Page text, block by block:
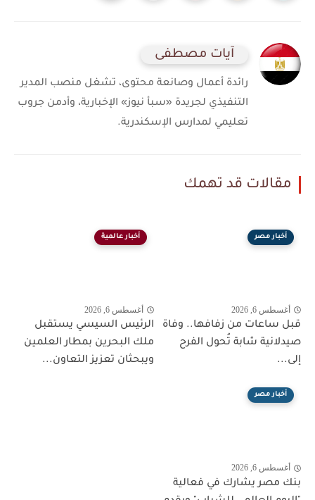
آيات مصطفى
رائدة أعمال وصانعة محتوى، تشغل منصب المدير
التنفيذي لجريدة «سبأ نيوز» الإخبارية، وأدمن جروب
تعليمي لمدارس الإسكندرية.
مقالات قد تهمك
أخبار مصر
أغسطس 6, 2026
قبل ساعات من زفافها.. وفاة
صيدلانية شابة تُحول الفرح
إلى...
أخبار عالمية
أغسطس 6, 2026
الرئيس السيسي يستقبل
ملك البحرين بمطار العلمين
ويبحثان تعزيز التعاون...
أخبار مصر
أغسطس 6, 2026
بنك مصر يشارك في فعالية